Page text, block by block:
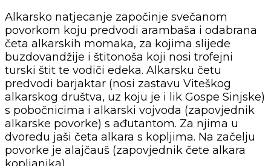
Alkarsko natjecanje započinje svečanom
povorkom koju predvodi arambaša i odabrana
četa alkarskih momaka, za kojima slijede
buzdovandžije i štitonoša koji nosi trofejni
turski štit te vodiči edeka. Alkarsku četu
predvodi barjaktar (nosi zastavu Viteškog
alkarskog društva, uz koju je i lik Gospe Sinjske)
s pobočnicima i alkarski vojvoda (zapovjednik
alkarske povorke) s ađutantom. Za njima u
dvoredu jaši četa alkara s kopljima. Na začelju
povorke je alajčauš (zapovjednik čete alkara